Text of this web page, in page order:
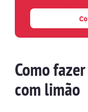
Como
com limão